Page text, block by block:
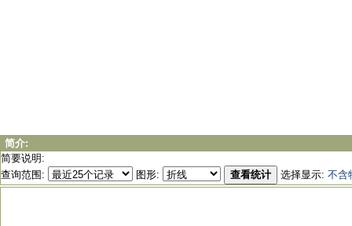
简介:
简要说明:
查询范围:
图形: 查看统计 选择显示: 不含